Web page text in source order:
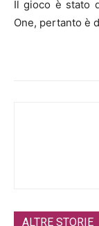
Il gioco è stato
One, pertanto è
ALTRE STORIE